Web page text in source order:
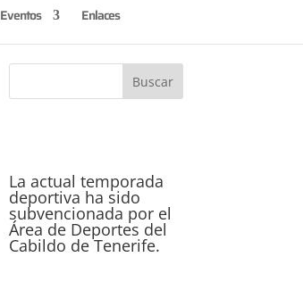
Eventos Enlaces
La actual temporada
deportiva ha sido
subvencionada por el
Área de Deportes del
Cabildo de Tenerife.